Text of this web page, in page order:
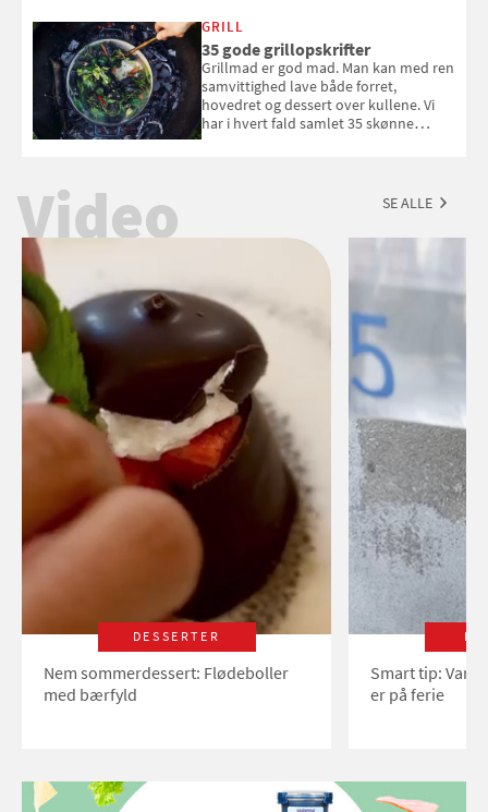
med i Samvirkes skønne vinquiz, hvor
du kan vinde 6 flasker vin fra Viña
Esmeralda. Konkurrencen slutter 1.
september 2026.
GRILL
35 gode grillopskrifter
Grillmad er god mad. Man kan med ren
samvittighed lave både forret,
hovedret og dessert over kullene. Vi
har i hvert fald samlet 35 skønne
Video SE ALLE
DESSERTER
Nem sommerdessert: Flødeboller
med bærfyld
Smart tip:
er på ferie